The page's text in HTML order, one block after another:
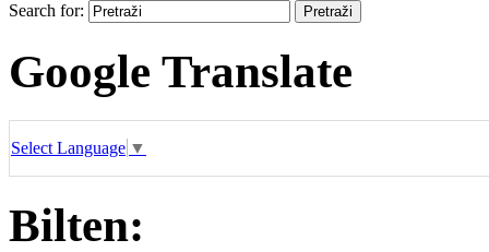
Search for:
Google Translate
Select Language ▼
Bilten: